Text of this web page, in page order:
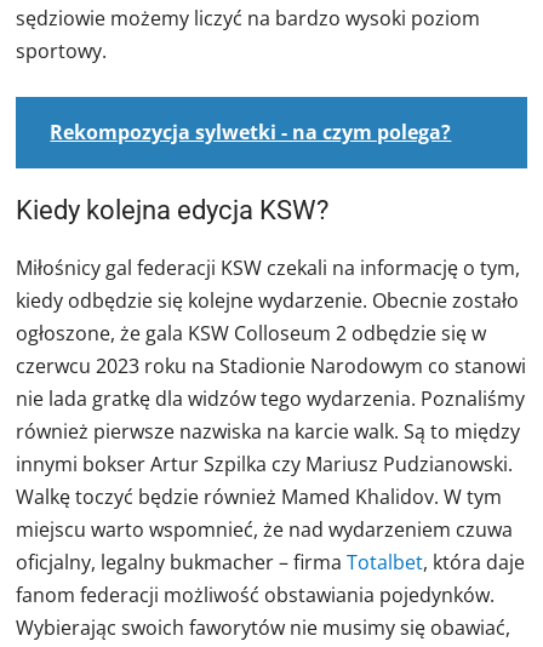
sędziowie możemy liczyć na bardzo wysoki poziom
sportowy.
Rekompozycja sylwetki - na czym polega?
Kiedy kolejna edycja KSW?
Miłośnicy gal federacji KSW czekali na informację o tym,
kiedy odbędzie się kolejne wydarzenie. Obecnie zostało
ogłoszone, że gala KSW Colloseum 2 odbędzie się w
czerwcu 2023 roku na Stadionie Narodowym co stanowi
nie lada gratkę dla widzów tego wydarzenia. Poznaliśmy
również pierwsze nazwiska na karcie walk. Są to między
innymi bokser Artur Szpilka czy Mariusz Pudzianowski.
Walkę toczyć będzie również Mamed Khalidov.W tym
miejscu warto wspomnieć, że nad wydarzeniem czuwa
oficjalny, legalny bukmacher – firmaTotalbet, która daje
fanom federacji możliwość obstawiania pojedynków.
Wybierając swoich faworytów nie musimy się obawiać,